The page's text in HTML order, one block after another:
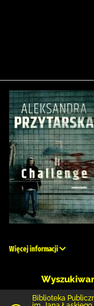
Więcej informacji
Biblioteka